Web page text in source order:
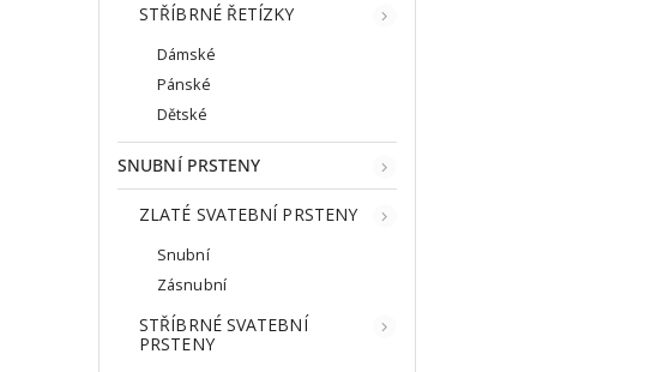
STŘÍBRNÉ ŘETÍZKY
Dámské
Pánské
Dětské
SNUBNÍ PRSTENY
ZLATÉ SVATEBNÍ PRSTENY
Snubní
Zásnubní
STŘÍBRNÉ SVATEBNÍ
PRSTENY